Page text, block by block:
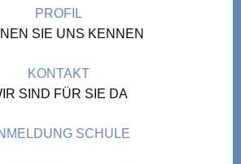
PROFIL
SIE UNS KENNEN
KONTAKT
SIND FÜR SIE DA
SCHULE